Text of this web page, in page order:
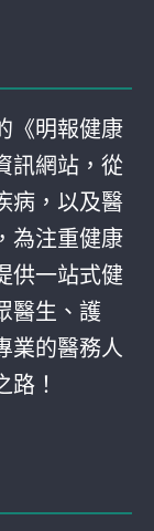
《明報健康
訊網站，從
病，以及醫
為注重健康
供一站式健
醫生、護
業的醫務人
路！